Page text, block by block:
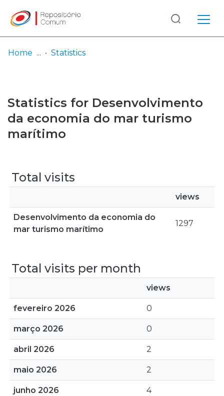
Browse repository
Entities
Log
In
(current)
Home Statistics
Statistics for Desenvolvimento
da economia do mar turismo
marítimo
Total visits
views
Desenvolvimento da economia do
mar turismo marítimo
1297
Total visits per month
views
fevereiro 2026 0
março 2026 0
abril 2026 2
maio 2026 2
junho 2026 4